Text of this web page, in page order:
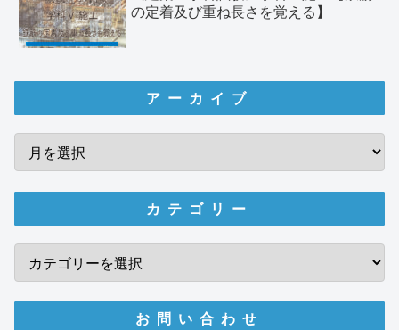
の定着及び重ね長さを覚える】
アーカイブ
カテゴリー
お問い合わせ